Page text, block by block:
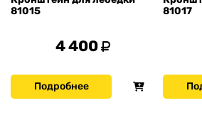
81015
4 400
Подробнее
81017